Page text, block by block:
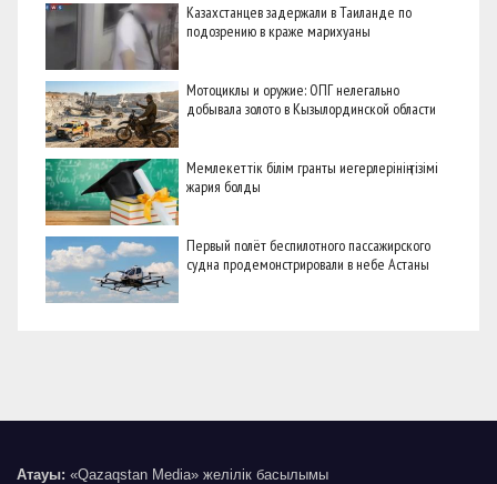
Казахстанцев задержали в Таиланде по
подозрению в краже марихуаны
Мотоциклы и оружие: ОПГ нелегально
добывала золото в Кызылординской области
Мемлекеттік білім гранты иегерлерінің тізімі
жария болды
Первый полёт беспилотного пассажирского
судна продемонстрировали в небе Астаны
Атауы: «Qazaqstan Media» желілік басылымы